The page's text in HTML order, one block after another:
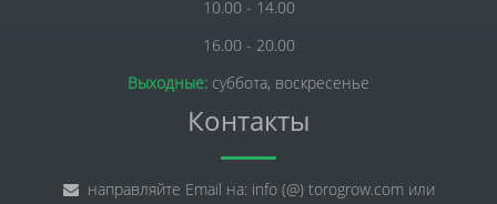
10.00 - 14.00
16.00 - 20.00
Выходные: суббота, воскресенье
Контакты
направляйте Email на: info (@) torogrow.com или